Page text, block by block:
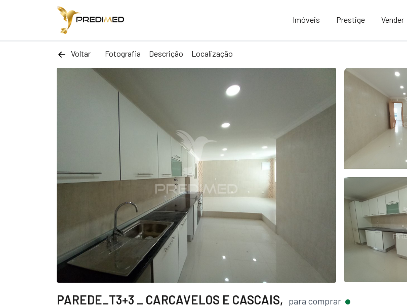
Imóveis Prestige Vender
Voltar Fotografia Descrição Localização
PAREDE_T3+3 _ CARCAVELOS E CASCAIS, para comprar